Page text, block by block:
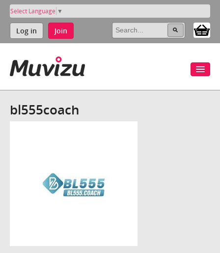
Select Language ▼
Log in Join
bl555coach